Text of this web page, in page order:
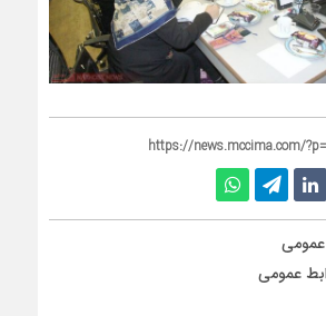
https://news.mccima.com/
عمومی
عمومی